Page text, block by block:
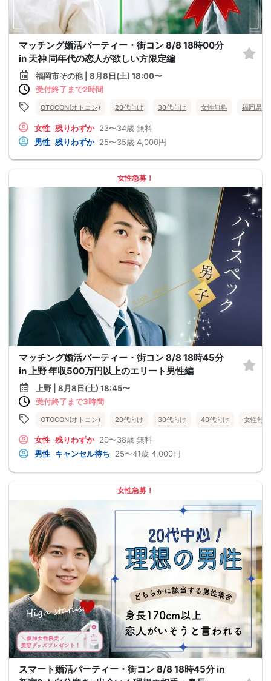
マッチング婚活パーティー・街コン 8/8 18時00分
in 天神 同年代の恋人が欲しい方限定編
福岡市その他 | 8月8日(土) 18:00〜
受付終了まで2時間
OTOCON(オトコン) 20代向け 30代向け 女性無料 福岡県
女性 残りわずか 23〜34歳 無料
男性 残りわずか 25〜35歳 4,000円
女性急募！
マッチング婚活パーティー・街コン 8/8 18時45分
in 上野 年収500万円以上のエリート男性編
上野 | 8月8日(土) 18:45〜
受付終了まで3時間
OTOCON(オトコン) 20代向け 30代向け 40代向け 女性無料
女性 残りわずか 20〜38歳 無料
男性 キャンセル待ち 25〜41歳 4,000円
女性急募！
スマート婚活パーティー・街コン 8/8 18時45分 in